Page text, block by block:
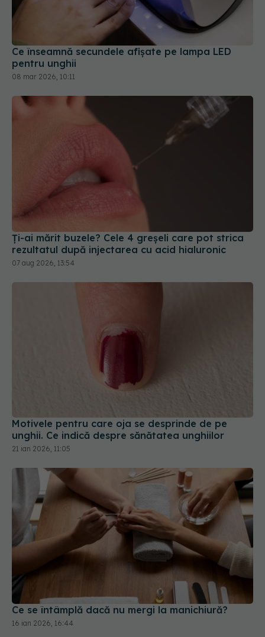
Ce înseamnă secundele afișate pe lampa LED
pentru unghii
08 mar 2026, 10:11
Ți-ai mărit buzele? Cele 4 greșeli care pot strica
rezultatul după injectarea cu acid hialuronic
07 aug 2026, 13:54
Motivele pentru care oja se desprinde de pe
unghii. Ce indică despre sănătatea unghiilor
21 ian 2026, 11:05
Ce se întâmplă dacă nu mergi la manichiură?
16 ian 2026, 16:44